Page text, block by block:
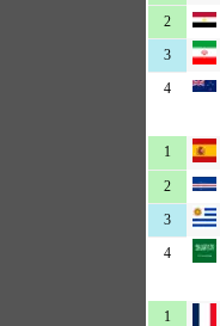
2
3
4
1
2
3
4
1